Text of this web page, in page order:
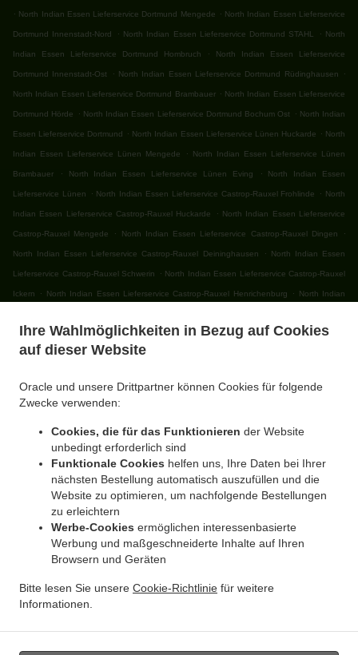
Ihre Wahlmöglichkeiten in Bezug auf Cookies
auf dieser Website
Oracle und unsere Drittpartner können Cookies für folgende
Zwecke verwenden:
Cookies, die für das Funktionieren der Website
unbedingt erforderlich sind
Funktionale Cookies helfen uns, Ihre Daten bei Ihrer
nächsten Bestellung automatisch auszufüllen und die
Website zu optimieren, um nachfolgende Bestellungen
zu erleichtern
Werbe-Cookies ermöglichen interessenbasierte
Werbung und maßgeschneiderte Inhalte auf Ihren
Browsern und Geräten
Bitte lesen Sie unsere Cookie-Richtlinie für weitere
Informationen.
. North Indian Essen Lieferservice Dortmund Mengede . North Indian Essen Lieferservice
Dortmund Innenstadt-Nord . North Indian Essen Lieferservice Dortmund STAHL . North
Indian Essen Lieferservice Dortmund Hombruch . North Indian Essen Lieferservice
Dortmund Innenstadt-Ost . North Indian Essen Lieferservice Dortmund Rüdinghausen .
North Indian Essen Lieferservice Dortmund Brambauer . North Indian Essen Lieferservice
Dortmund Hörde . North Indian Essen Lieferservice Dortmund Bochum Ost . North Indian
Essen Lieferservice Dortmund . North Indian Essen Lieferservice Lünen Huckarde . North
Indian Essen Lieferservice Lünen Mengede . North Indian Essen Lieferservice Lünen
Brambauer . North Indian Essen Lieferservice Lünen Eving . North Indian Essen
Lieferservice Lünen . North Indian Essen Lieferservice Castrop-Rauxel Frohlinde . North
Indian Essen Lieferservice Castrop-Rauxel Huckarde . North Indian Essen Lieferservice
Castrop-Rauxel Mengede . North Indian Essen Lieferservice Castrop-Rauxel Dingen .
North Indian Essen Lieferservice Castrop-Rauxel Deininghausen . North Indian Essen
Lieferservice Castrop-Rauxel Schwerin . North Indian Essen Lieferservice Castrop-Rauxel
Ickern . North Indian Essen Lieferservice Castrop-Rauxel Henrichenburg . North Indian
Rauxel Rauxel . North Indian Essen Lieferservice Castrop-Rauxel Bladenhorst . North
Indian Essen Lieferservice Castrop-Rauxel Habinghorst
Indian Essen Lieferservice Witten Stockum . North Indian Essen Lieferservice Witten
Essen Lieferservice Witten Bochum Ost . North Indian Essen Lieferservice Witten
Vöckenberg . North Indian Essen Lieferservice Witten Rüdinghausen
Essen Lieferservice Witten North Indian Essen Lieferservice Bochum Langendreer
North Indian Essen Lieferservice Bochum Werne North Indian Essen Lieferservice
Bochum Bochum Ost . North Indian Essen Lieferservice Bochum Lütgendortmund
Indian Essen Lieferservice Bochum . North Indian Essen Lieferservice Siebenplaneten
North Indian Essen Lieferservice Mengede
Essen Lieferservice Waltrop Ickern . North Indian Essen Lieferservice Waltrop Brambauer
. Essen zum mitnehmen und zum Liefern